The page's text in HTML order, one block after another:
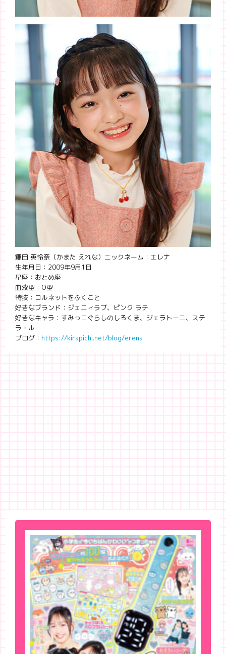
鎌田 英怜奈（かまた えれな） ニックネーム：エレナ
生年月日：2009年9月1日
星座：おとめ座
血液型：O型
特技：コルネットをふくこと
好きなブランド：ジェニィラブ、ピンク ラテ
好きなキャラ：すみっコぐらしのしろくま、ジェラトーニ、ステ
ラ・ル―
ブログ： https://kirapichi.net/blog/erena